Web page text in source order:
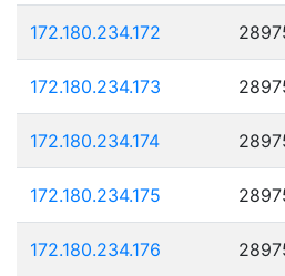
172.180.234.172
172.180.234.173
172.180.234.174
172.180.234.175
172.180.234.176